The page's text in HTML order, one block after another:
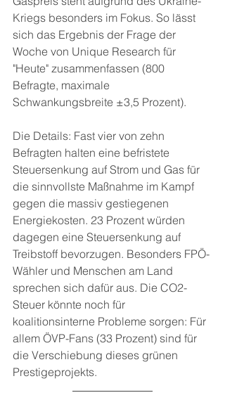
Kriegs besonders im Fokus. So lässt
sich das Ergebnis der Frage der
Woche von Unique Research für
"Heute" zusammenfassen (800
Befragte, maximale
Schwankungsbreite ±3,5 Prozent).
Die Details: Fast vier von zehn
Befragten halten eine befristete
Steuersenkung auf Strom und Gas für
die sinnvollste Maßnahme im Kampf
gegen die massiv gestiegenen
Energiekosten. 23 Prozent würden
dagegen eine Steuersenkung auf
Treibstoff bevorzugen. Besonders FPÖ-
Wähler und Menschen am Land
sprechen sich dafür aus. Die CO2-
Steuer könnte noch für
koalitionsinterne Probleme sorgen: Für
allem ÖVP-Fans (33 Prozent) sind für
die Verschiebung dieses grünen
Prestigeprojekts.